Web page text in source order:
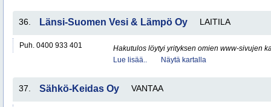
36. Länsi-Suomen Vesi & Lämpö Oy LAITILA
Puh. 0400 933 401
Hakutulos löytyi yrityksen omien www-sivujen
Lue lisää..
Näytä kartalla
37. Sähkö-Keidas Oy VANTAA